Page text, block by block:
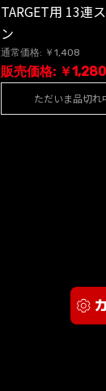
TARGET用 13連
ン
通常価格: ￥1,408
販売価格: ￥1,280
ただいま品切れ